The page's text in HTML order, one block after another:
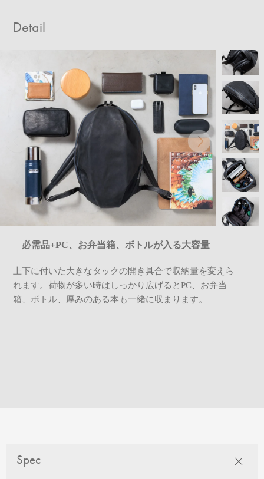
Detail
必需品+PC、お弁当箱、ボトルが入る大容量
上下に付いた大きなタックの開き具合で収納量を変えら
れます。荷物が多い時はしっかり広げるとPC、お弁当
箱、ボトル、厚みのある本も一緒に収まります。
Spec